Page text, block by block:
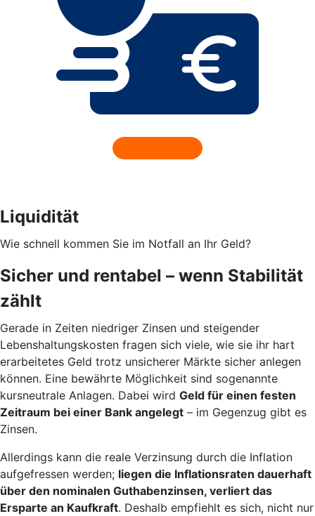
Liquidität
Wie schnell kommen Sie im Notfall an Ihr Geld?
Sicher und rentabel – wenn Stabilität
zählt
Gerade in Zeiten niedriger Zinsen und steigender
Lebenshaltungskosten fragen sich viele, wie sie ihr hart
erarbeitetes Geld trotz unsicherer Märkte sicher anlegen
können. Eine bewährte Möglichkeit sind sogenannte
kursneutrale Anlagen. Dabei wird Geld für einen festen
Zeitraum bei einer Bank angelegt – im Gegenzug gibt es
Zinsen.
Allerdings kann die reale Verzinsung durch die Inflation
aufgefressen werden; liegen die Inflationsraten dauerhaft
über den nominalen Guthabenzinsen, verliert das
Ersparte an Kaufkraft. Deshalb empfiehlt es sich, nicht nur